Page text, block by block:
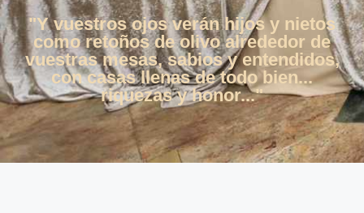
"Y vuestros ojos verán hijos y nietos
como retoños de olivo alrededor de
vuestras mesas, sabios y entendidos,
con casas llenas de todo bien...
riquezas y honor..."